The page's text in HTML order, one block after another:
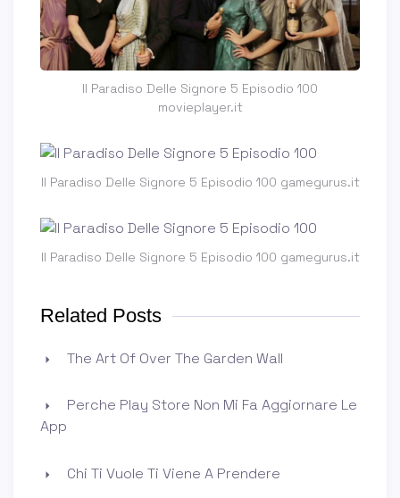
Il Paradiso Delle Signore 5 Episodio 100
movieplayer.it
Il Paradiso Delle Signore 5 Episodio 100 gamegurus.it
Il Paradiso Delle Signore 5 Episodio 100 gamegurus.it
Related Posts
The Art Of Over The Garden Wall
Perche Play Store Non Mi Fa Aggiornare Le
App
Chi Ti Vuole Ti Viene A Prendere